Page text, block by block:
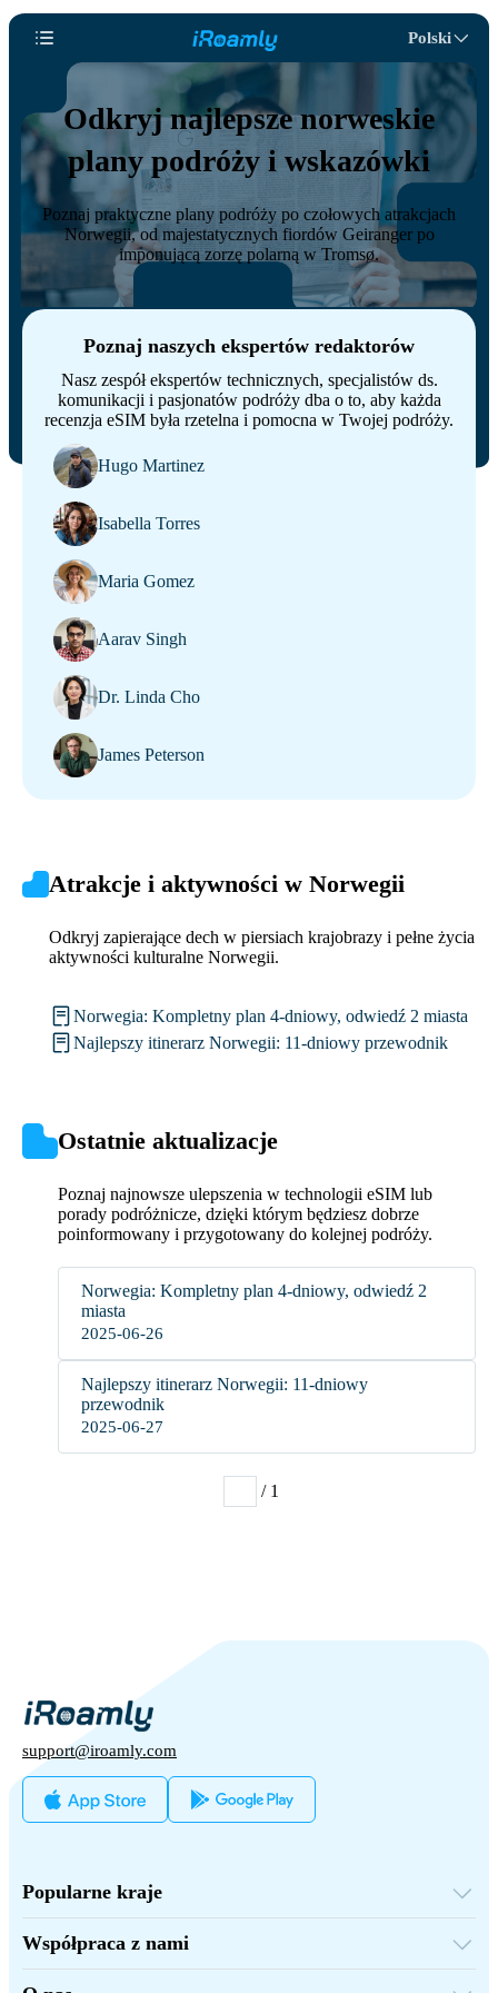
Polski
Odkryj najlepsze norweskie
plany podróży i wskazówki
Poznaj praktyczne plany podróży po czołowych atrakcjach
Norwegii, od majestatycznych fiordów Geiranger po
imponującą zorzę polarną w Tromsø.
Poznaj naszych ekspertów redaktorów
Nasz zespół ekspertów technicznych, specjalistów ds.
komunikacji i pasjonatów podróży dba o to, aby każda
recenzja eSIM była rzetelna i pomocna w Twojej podróży.
Hugo Martinez
Isabella Torres
Maria Gomez
Aarav Singh
Dr. Linda Cho
James Peterson
Atrakcje i aktywności w Norwegii
Odkryj zapierające dech w piersiach krajobrazy i pełne życia
aktywności kulturalne Norwegii.
Norwegia: Kompletny plan 4-dniowy, odwiedź 2 miasta
Najlepszy itinerarz Norwegii: 11-dniowy przewodnik
Ostatnie aktualizacje
Poznaj najnowsze ulepszenia w technologii eSIM lub
porady podróżnicze, dzięki którym będziesz dobrze
poinformowany i przygotowany do kolejnej podróży.
Norwegia: Kompletny plan 4-dniowy, odwiedź 2
miasta
2025-06-26
Najlepszy itinerarz Norwegii: 11-dniowy
przewodnik
2025-06-27
/ 1
support@iroamly.com
Popularne kraje
Turcja
Francja
Tajlandia
Współpraca z nami